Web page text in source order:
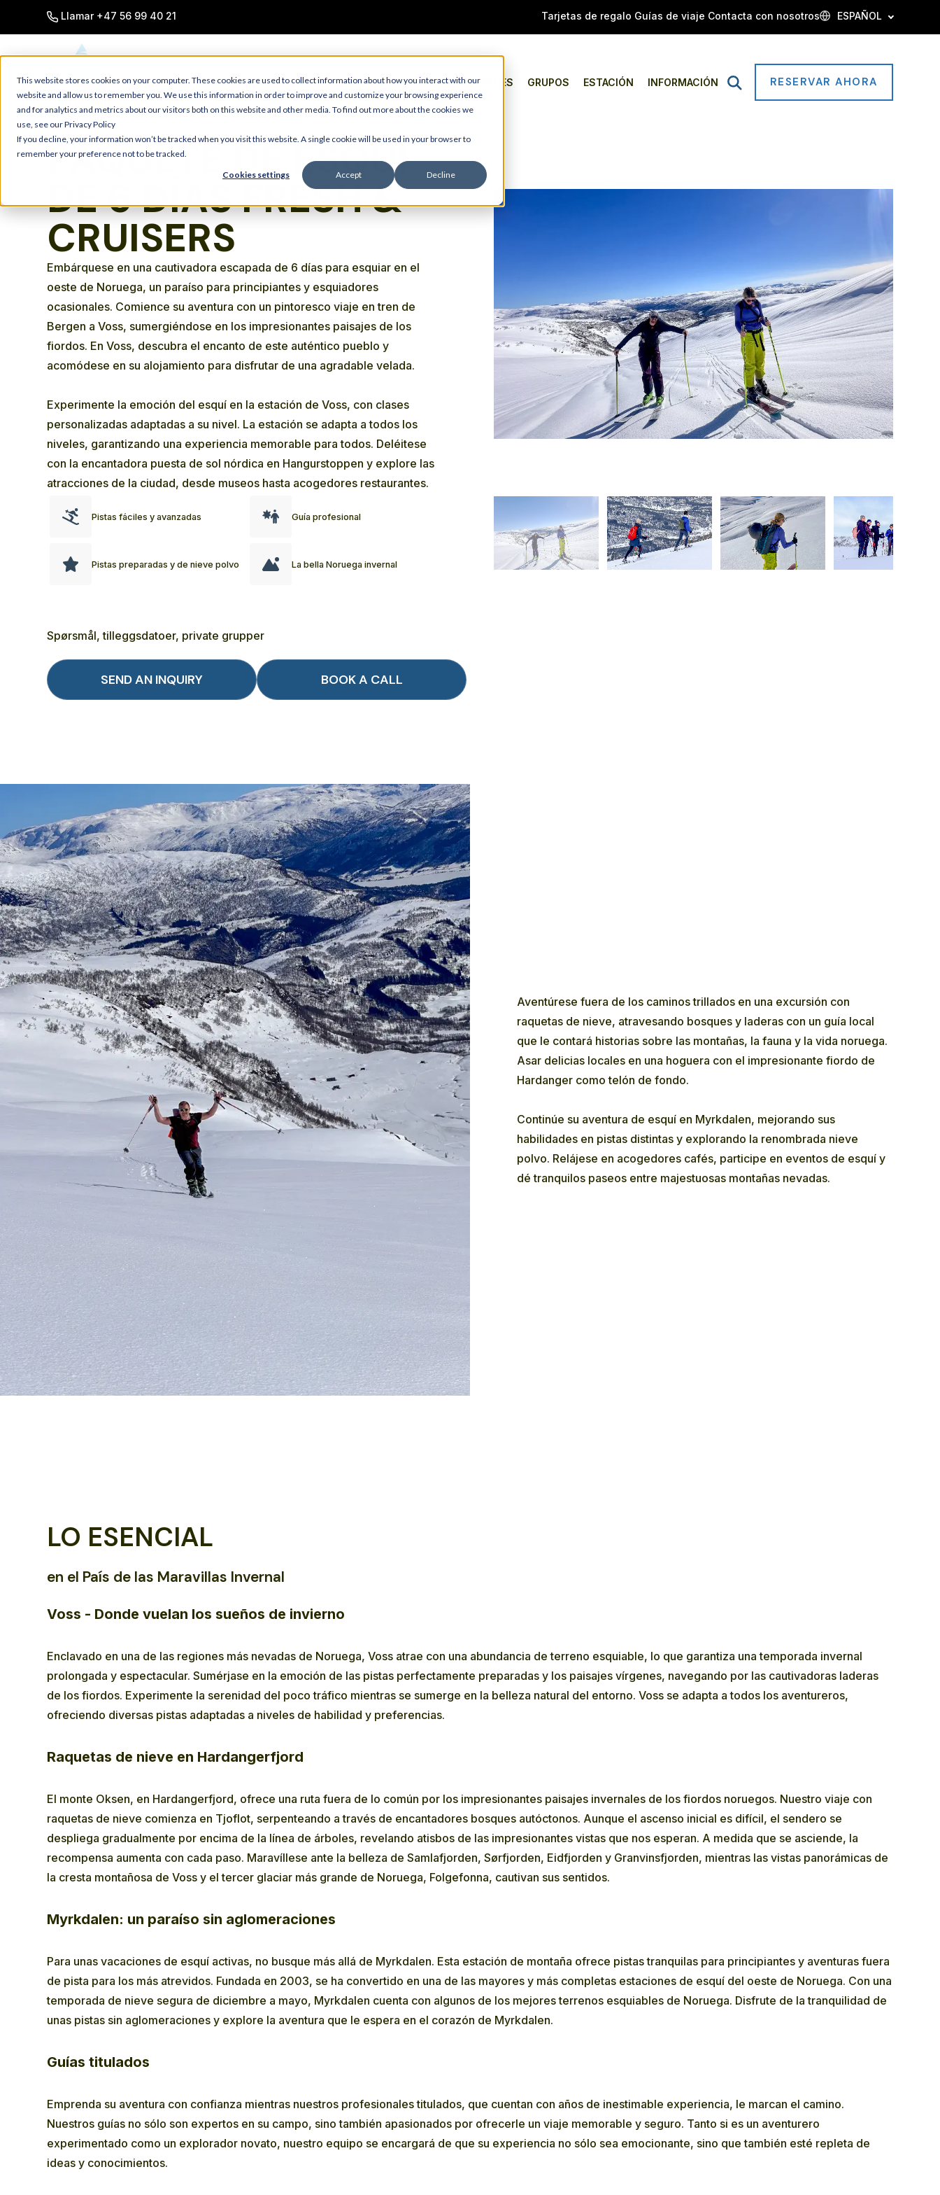
This website stores cookies on your computer. These cookies are used to collect information about how you interact with our
website and allow us to remember you. We use this information in order to improve and customize your browsing experience
and for analytics and metrics about our visitors both on this website and other media. To find out more about the cookies we
use, see our Privacy Policy
If you decline, your information won’t be tracked when you visit this website. A single cookie will be used in your browser to
remember your preference not to be tracked.
Cookies settings Accept Decline
Llamar +47 56 99 40 21 Tarjetas de regalo Guías de viaje Contacta con nosotros ESPAÑOL
TIPO ACTIVIDADES GRUPOS ESTACIÓN INFORMACIÓN
Open
Search
RESERVAR AHORA
PAQUETE DE ESQUÍ
DE 6 DÍAS FRESH &
CRUISERS
Embárquese en una cautivadora escapada de 6 días para esquiar en el
oeste de Noruega, un paraíso para principiantes y esquiadores
ocasionales. Comience su aventura con un pintoresco viaje en tren de
Bergen a Voss, sumergiéndose en los impresionantes paisajes de los
fiordos. En Voss, descubra el encanto de este auténtico pueblo y
acomódese en su alojamiento para disfrutar de una agradable velada.
Experimente la emoción del esquí en la estación de Voss, con clases
personalizadas adaptadas a su nivel. La estación se adapta a todos los
niveles, garantizando una experiencia memorable para todos. Deléitese
con la encantadora puesta de sol nórdica en Hangurstoppen y explore las
atracciones de la ciudad, desde museos hasta acogedores restaurantes.
Pistas fáciles y avanzadas Guía profesional
Pistas preparadas y de nieve polvo La bella Noruega invernal
Spørsmål, tilleggsdatoer, private grupper
SEND AN INQUIRY BOOK A CALL
Aventúrese fuera de los caminos trillados en una excursión con
raquetas de nieve, atravesando bosques y laderas con un guía local
que le contará historias sobre las montañas, la fauna y la vida noruega.
Asar delicias locales en una hoguera con el impresionante fiordo de
Hardanger como telón de fondo.
Continúe su aventura de esquí en Myrkdalen, mejorando sus
habilidades en pistas distintas y explorando la renombrada nieve
polvo. Relájese en acogedores cafés, participe en eventos de esquí y
dé tranquilos paseos entre majestuosas montañas nevadas.
LO ESENCIAL
en el País de las Maravillas Invernal
Voss - Donde vuelan los sueños de invierno
Enclavado en una de las regiones más nevadas de Noruega, Voss atrae con una abundancia de terreno esquiable, lo que garantiza una temporada invernal
prolongada y espectacular. Sumérjase en la emoción de las pistas perfectamente preparadas y los paisajes vírgenes, navegando por las cautivadoras laderas
de los fiordos. Experimente la serenidad del poco tráfico mientras se sumerge en la belleza natural del entorno. Voss se adapta a todos los aventureros,
ofreciendo diversas pistas adaptadas a niveles de habilidad y preferencias.
Raquetas de nieve en Hardangerfjord
El monte Oksen, en Hardangerfjord, ofrece una ruta fuera de lo común por los impresionantes paisajes invernales de los fiordos noruegos. Nuestro viaje con
raquetas de nieve comienza en Tjoflot, serpenteando a través de encantadores bosques autóctonos. Aunque el ascenso inicial es difícil, el sendero se
despliega gradualmente por encima de la línea de árboles, revelando atisbos de las impresionantes vistas que nos esperan. A medida que se asciende, la
recompensa aumenta con cada paso. Maravíllese ante la belleza de Samlafjorden, Sørfjorden, Eidfjorden y Granvinsfjorden, mientras las vistas panorámicas de
la cresta montañosa de Voss y el tercer glaciar más grande de Noruega, Folgefonna, cautivan sus sentidos.
Myrkdalen: un paraíso sin aglomeraciones
Para unas vacaciones de esquí activas, no busque más allá de Myrkdalen. Esta estación de montaña ofrece pistas tranquilas para principiantes y aventuras fuera
de pista para los más atrevidos. Fundada en 2003, se ha convertido en una de las mayores y más completas estaciones de esquí del oeste de Noruega. Con una
temporada de nieve segura de diciembre a mayo, Myrkdalen cuenta con algunos de los mejores terrenos esquiables de Noruega. Disfrute de la tranquilidad de
unas pistas sin aglomeraciones y explore la aventura que le espera en el corazón de Myrkdalen.
Guías titulados
Emprenda su aventura con confianza mientras nuestros profesionales titulados, que cuentan con años de inestimable experiencia, le marcan el camino.
Nuestros guías no sólo son expertos en su campo, sino también apasionados por ofrecerle un viaje memorable y seguro. Tanto si es un aventurero
experimentado como un explorador novato, nuestro equipo se encargará de que su experiencia no sólo sea emocionante, sino que también esté repleta de
ideas y conocimientos.